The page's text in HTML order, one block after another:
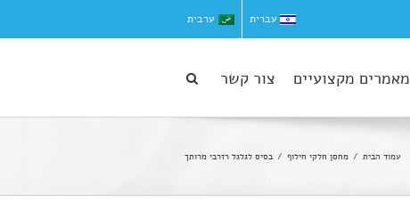
עברית ערבית
מאמרים מקצועיים צור קשר
עמוד הבית מחסן חלקי חילוף בסיס לגלגל רזרבי מרותך